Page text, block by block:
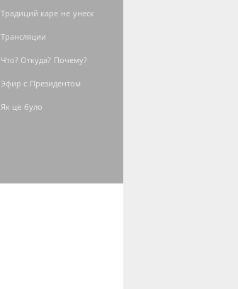
Традиций каре не унеск
Трансляции
Что? Откуда? Почему?
Эфир с Президентом
Як це було